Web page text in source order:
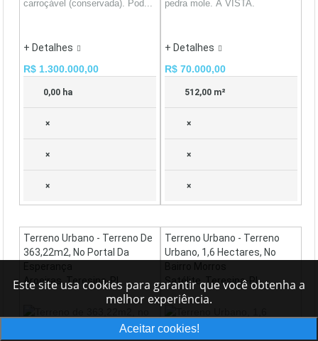
carroçável (conservada). Pod...
+ Detalhes
R$ 1.300.000,00
0,00 ha
×
×
×
pedra mole. À VISTA.
+ Detalhes
R$ 70.000,00
512,00 m²
×
×
×
Terreno Urbano - Terreno De
363,22m2, No Portal Da
Aroeiras, Teresina-PI
Terreno Urbano - Terreno
Urbano, 1,6 Hectares, No
Satélite, Teresina-PI
Este site usa cookies para garantir que você obtenha a
melhor experiência.
Aceitar cookies!